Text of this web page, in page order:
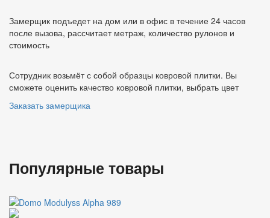
Замерщик подъедет на дом или в офис в течение 24 часов
после вызова, рассчитает метраж, количество рулонов и
стоимость
Сотрудник возьмёт с собой образцы ковровой плитки. Вы
сможете оценить качество ковровой плитки, выбрать цвет
Заказать замерщика
Популярные товары